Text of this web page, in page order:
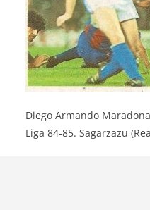
Diego Armando
Liga 84-85. Sagarzazu